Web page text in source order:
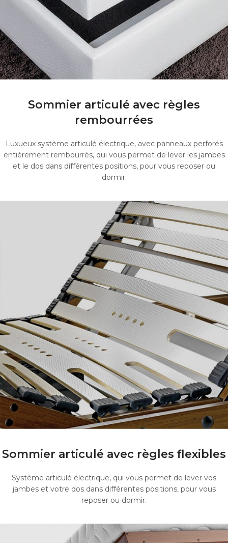
Sommier articulé avec règles
rembourrées
Luxueux système articulé électrique, avec panneaux perforés
entièrement rembourrés, qui vous permet de lever les jambes
et le dos dans différentes positions, pour vous reposer ou
dormir.
Sommier articulé avec règles flexibles
Système articulé électrique, qui vous permet de lever vos
jambes et votre dos dans différentes positions, pour vous
reposer ou dormir.